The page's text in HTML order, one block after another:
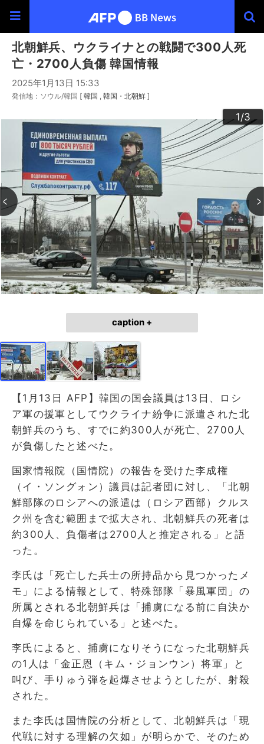
北朝鮮兵、ウクライナとの戦闘で300人死
亡・2700人負傷 韓国情報
2025年1月13日 15:33
発信地：ソウル/韓国 [ 韓国 韓国・北朝鮮 ]
1/3
2/3
3/3
caption +
【1月13日 AFP】韓国の国会議員は13日、ロシ
ア軍の援軍としてウクライナ紛争に派遣された北
朝鮮兵のうち、すでに約300人が死亡、2700人
が負傷したと述べた。
国家情報院（国情院）の報告を受けた李成権
（イ・ソングォン）議員は記者団に対し、「北朝
鮮部隊のロシアへの派遣は（ロシア西部）クルス
ク州を含む範囲まで拡大され、北朝鮮兵の死者は
約300人、負傷者は2700人と推定される」と語
った。
李氏は「死亡した兵士の所持品から見つかったメ
モ」による情報として、特殊部隊「暴風軍団」の
所属とされる北朝鮮兵は「捕虜になる前に自決か
自爆を命じられている」と述べた。
李氏によると、捕虜になりそうになった北朝鮮兵
の1人は「金正恩（キム・ジョンウン）将軍」と
叫び、手りゅう弾を起爆させようとしたが、射殺
された。
また李氏は国情院の分析として、北朝鮮兵は「現
代戦に対する理解の欠如」が明らかで、そのため